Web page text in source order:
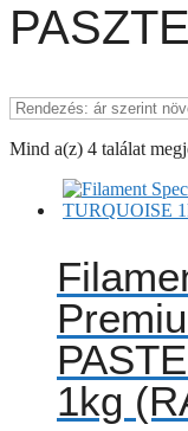
Mind a(z) 4 találat
1kg